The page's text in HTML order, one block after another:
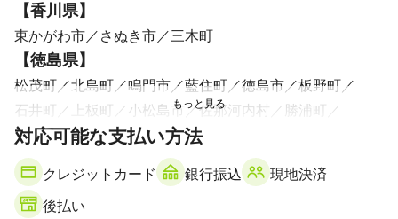
【香川県】
東かがわ市 さぬき市 三木町
【徳島県】
松茂町 北島町 鳴門市 藍住町 徳島市
板野町
石井町
上板町 小松島市 佐那河内村
勝浦町
阿波市
阿南市 神山町 吉野川市
美馬市
【兵庫県】
南あわじ市
対応可能な支払い方法
クレジットカード 銀行振込
現地決済
後払い